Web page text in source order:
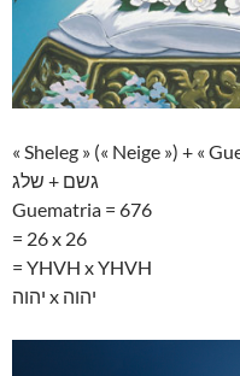
« Sheleg » (« Neige ») + «
גשם + שלג
Guematria = 676
= 26 x 26
= YHVH x YHVH
יהוה x יהוה